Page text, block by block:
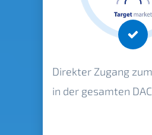
Direkter Zugang
in der gesamten